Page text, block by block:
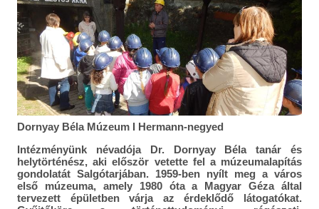
Dornyay Béla Múzeum I Hermann-negyed
Intézményünk névadója Dr. Dornyay Béla tanár és
helytörténész, aki először vetette fel a múzeumalapítás
gondolatát Salgótarjában. 1959-ben nyílt meg a város
első múzeuma, amely 1980 óta a Magyar Géza által
tervezett épületben várja az érdeklődő látogatókat.